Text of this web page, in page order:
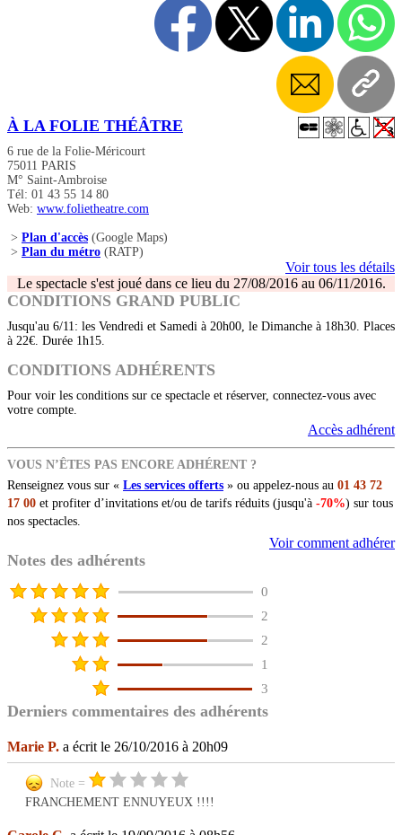
À LA FOLIE THÉÂTRE
6 rue de la Folie-Méricourt
75011 PARIS
M° Saint-Ambroise
Tél: 01 43 55 14 80
Web: www.folietheatre.com
> Plan d'accès (Google Maps)
> Plan du métro (RATP)
Voir tous les détails
Le spectacle s'est joué dans ce lieu du 27/08/2016 au 06/11/2016.
CONDITIONS GRAND PUBLIC
Jusqu'au 6/11: les Vendredi et Samedi à 20h00, le Dimanche à 18h30. Places
à 22€. Durée 1h15.
CONDITIONS ADHÉRENTS
Pour voir les conditions sur ce spectacle et réserver, connectez-vous avec
votre compte.
Accès adhérent
VOUS N’ÊTES PAS ENCORE ADHÉRENT ?
Renseignez vous sur « Les services offerts » ou appelez-nous au 01 43 72
17 00 et profiter d’invitations et/ou de tarifs réduits (jusqu'à -70%) sur tous
nos spectacles.
Voir comment adhérer
Notes des adhérents
0
2
2
1
3
Derniers commentaires des adhérents
Marie P. a écrit le 26/10/2016 à 20h09
Note =
FRANCHEMENT ENNUYEUX !!!!